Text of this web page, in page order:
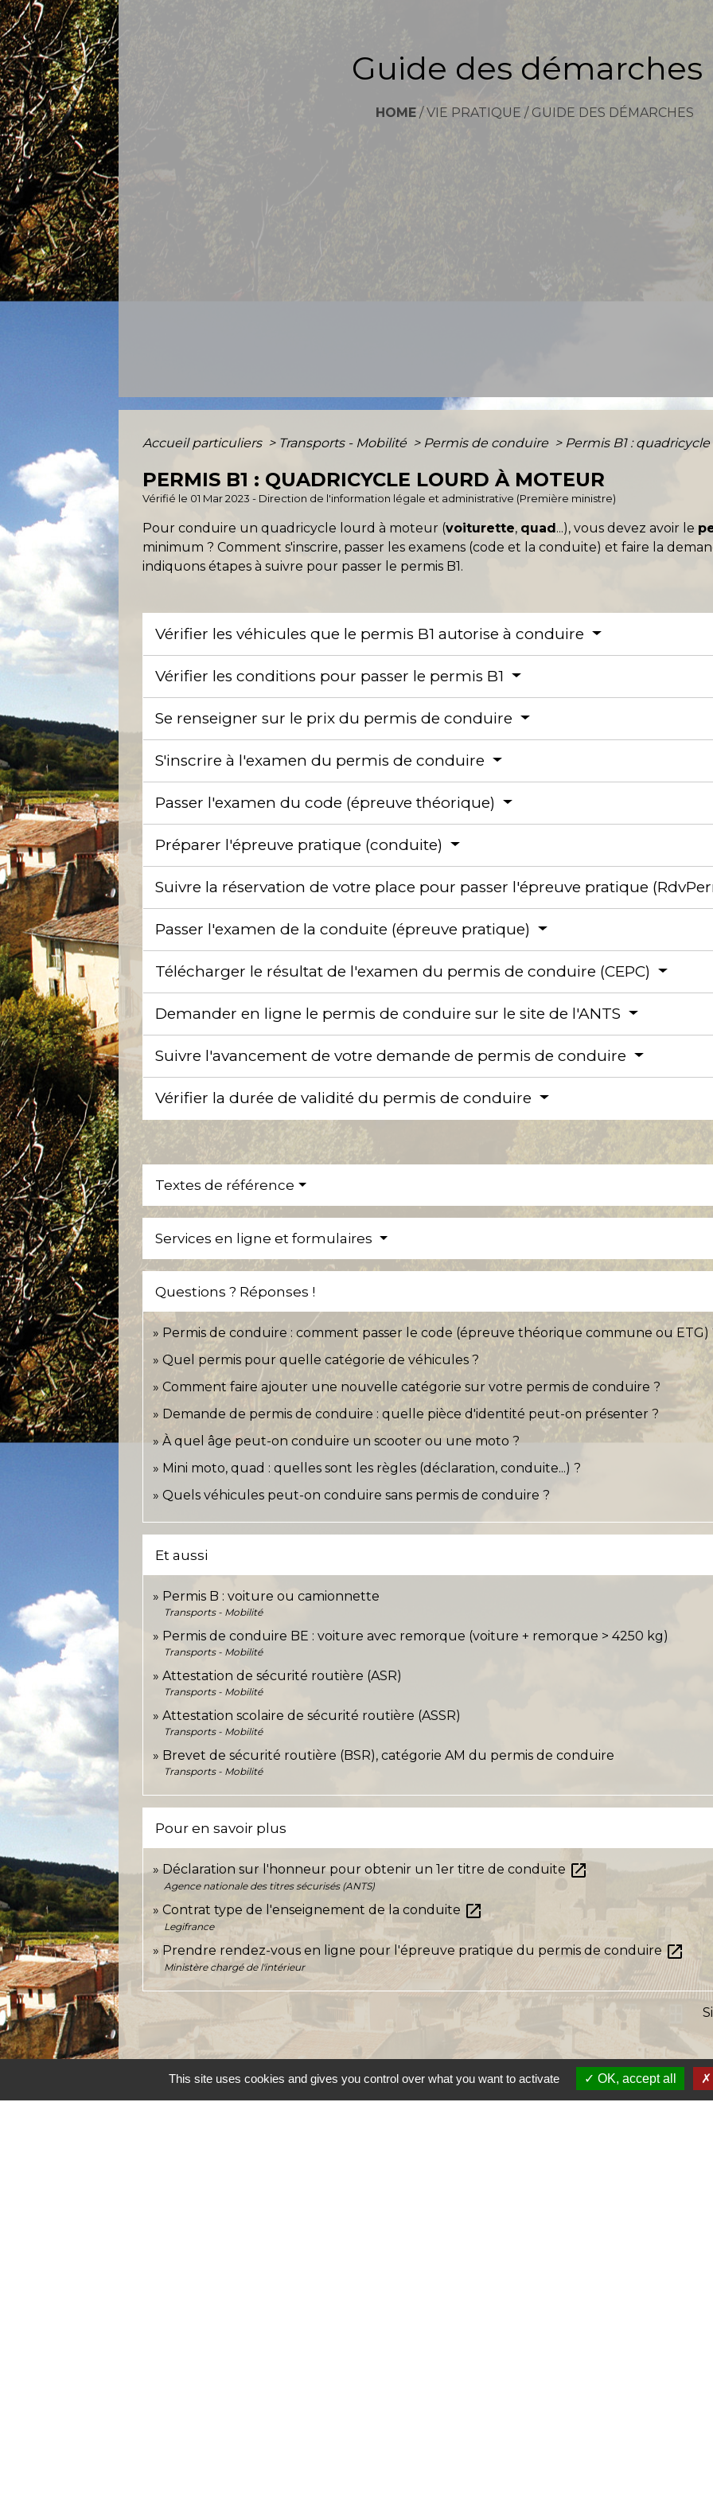
Guide des démarches
HOME /VIE PRATIQUE / GUIDE DES DÉMARCHES
Accueil particuliers > Transports - Mobilité > Permis de conduire > Permis B1 :
PERMIS B1 : QUADRICYCLE LOURD À MOTEUR
Vérifié le 01 Mar 2023 - Direction de l'information légale et administrative (Première ministre)
Pour conduire un quadricycle lourd à moteur (voiturette, quad...), vous devez avoir le
minimum ? Comment s'inscrire, passer les examens (code et la conduite) et faire la
indiquons étapes à suivre pour passer le permis B1.
Vérifier les véhicules que le permis B1 autorise à conduire
Vérifier les conditions pour passer le permis B1
Se renseigner sur le prix du permis de conduire
S'inscrire à l'examen du permis de conduire
Passer l'examen du code (épreuve théorique)
Préparer l'épreuve pratique (conduite)
Suivre la réservation de votre place pour passer l'épreuve pratique
Passer l'examen de la conduite (épreuve pratique)
Télécharger le résultat de l'examen du permis de conduire (CEPC)
Demander en ligne le permis de conduire sur le site de l'ANTS
Suivre l'avancement de votre demande de permis de conduire
Vérifier la durée de validité du permis de conduire
Textes de référence
Services en ligne et formulaires
Questions ? Réponses !
Permis de conduire : comment passer le code (épreuve théorique commune ou ETG)
Quel permis pour quelle catégorie de véhicules ?
Comment faire ajouter une nouvelle catégorie sur votre permis de conduire ?
Demande de permis de conduire : quelle pièce d'identité peut-on présenter ?
À quel âge peut-on conduire un scooter ou une moto ?
Mini moto, quad : quelles sont les règles (déclaration, conduite...) ?
Quels véhicules peut-on conduire sans permis de conduire ?
Et aussi
Permis B : voiture ou camionnette
Transports - Mobilité
Permis de conduire BE : voiture avec remorque (voiture + remorque > 4250 kg)
Transports - Mobilité
Attestation de sécurité routière (ASR)
Transports - Mobilité
Attestation scolaire de sécurité routière (ASSR)
Transports - Mobilité
Brevet de sécurité routière (BSR), catégorie AM du permis de conduire
Transports - Mobilité
Pour en savoir plus
Déclaration sur l'honneur pour obtenir un 1er titre de conduite open_in_new
Agence nationale des titres sécurisés (ANTS)
Contrat type de l'enseignement de la conduite open_in_new
Legifrance
Prendre rendez-vous en ligne pour l'épreuve pratique du permis de conduire open_in_new
Ministère chargé de l'intérieur
This site uses cookies and gives you control over what you want to activate OK, accept all